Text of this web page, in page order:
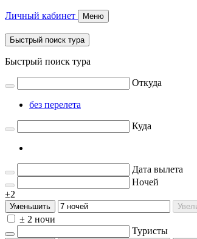
Личный кабинет Меню
Быстрый поиск тура
Быстрый поиск тура
Откуда
без перелета
Куда
Дата вылета
Ночей
±2
Уменьшить
± 2 ночи
Туристы